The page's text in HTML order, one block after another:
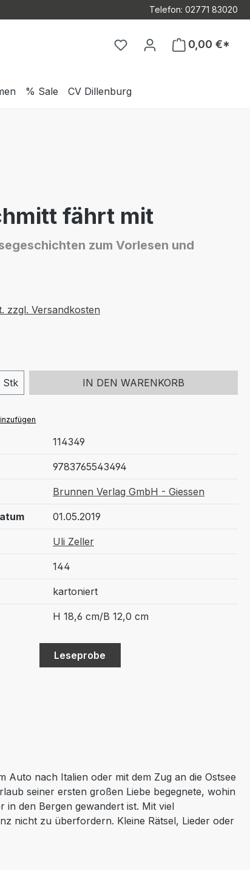
Telefon: 02771 83020
Du hast 0 Produkte auf
0,00 €*
% Sale CV Dillenburg
fährt mit
zum Vorlesen und
zzgl. Versandkosten
Gib den gewünschten Wert
Stk IN DEN WARENKORB
114349
9783765543494
Brunnen Verlag GmbH - Giessen
01.05.2019
Uli Zeller
144
kartoniert
H 18,6 cm/B 12,0 cm
Leseprobe
Auto nach Italien oder mit dem Zug an die Ostsee
seiner ersten großen Liebe begegnete, wohin
in den Bergen gewandert ist. Mit viel
nicht zu überfordern. Kleine Rätsel, Lieder oder